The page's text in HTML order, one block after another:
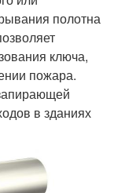
полотна
ключа,
пожара.
в зданиях